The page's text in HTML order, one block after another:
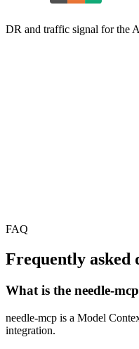
DR and traffic signal for the
FAQ
Frequently asked
What is the needle-
needle-mcp is a Model
integration.